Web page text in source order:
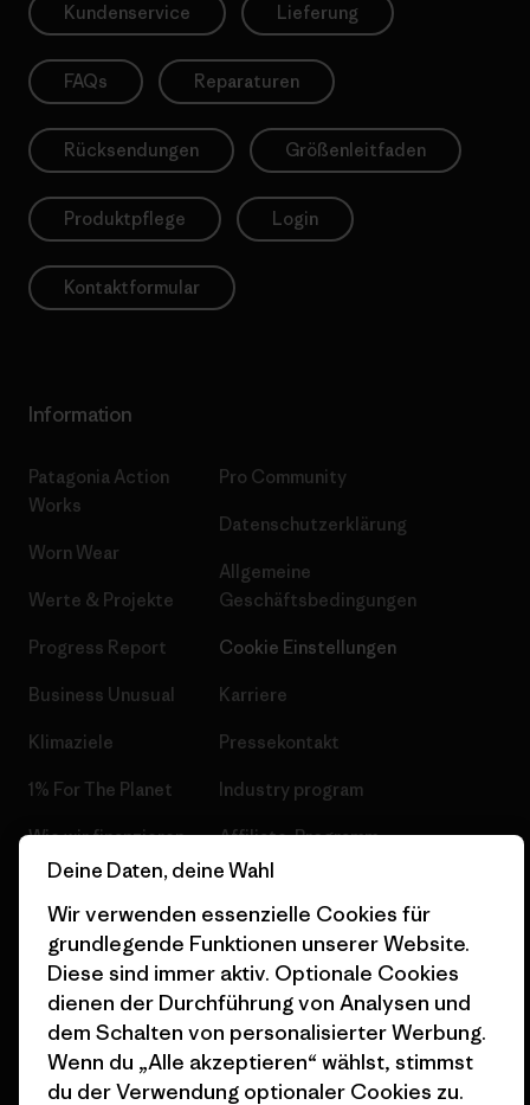
Kundenservice Lieferung
FAQs Reparaturen
Rücksendungen Größenleitfaden
Produktpflege Login
Kontaktformular
Information
Patagonia Action
Works
Worn Wear
Werte & Projekte
Progress Report
Business Unusual
Klimaziele
1% For The Planet
Wie wir finanzieren
Geschenkgutscheine
Stores in deiner Nähe
Pro Community
Datenschutzerklärung
Allgemeine
Geschäftsbedingungen
Cookie Einstellungen
Karriere
Pressekontakt
Industry program
Affiliate-Programm
Patagonia Schweiz
Seitenverzeichnis
© 2026 Patagonia, Inc. All Rights Reserved.
Deine Daten, deine Wahl
Wir verwenden essenzielle Cookies für
grundlegende Funktionen unserer Website.
Diese sind immer aktiv. Optionale Cookies
dienen der Durchführung von Analysen und
dem Schalten von personalisierter Werbung.
Wenn du „Alle akzeptieren“ wählst, stimmst
du der Verwendung optionaler Cookies zu.